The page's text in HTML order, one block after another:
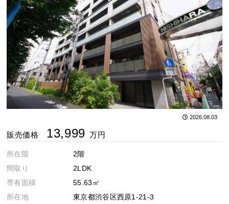
2026.08.03
販売価格 13,999 万円
所在階
2階
間取り
2LDK
専有面積
55.63㎡
所在地
東京都渋谷区西原1-21-3